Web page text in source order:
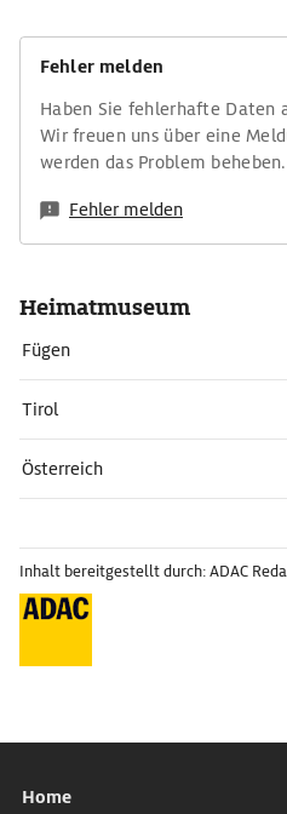
Fehler melden
Haben Sie fehlerhafte Daten
Wir freuen uns über eine
werden das Problem beheben.
Fehler melden
Heimatmuseum
Fügen
Tirol
Österreich
Inhalt bereitgestellt durch: ADAC
Home